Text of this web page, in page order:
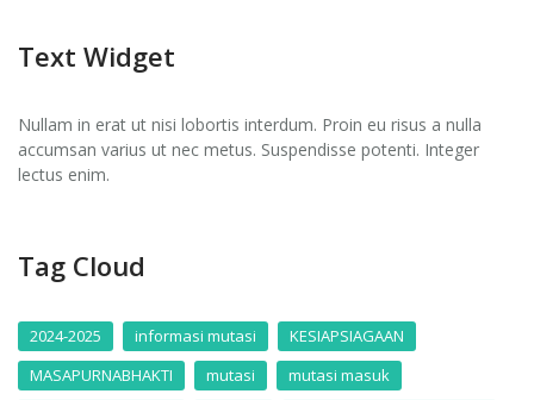
Text Widget
Nullam in erat ut nisi lobortis interdum. Proin eu risus a nulla
accumsan varius ut nec metus. Suspendisse potenti. Integer
lectus enim.
Tag Cloud
2024-2025 informasi mutasi
KESIAPSIAGAAN
MASAPURNABHAKTI
mutasi
mutasi masuk